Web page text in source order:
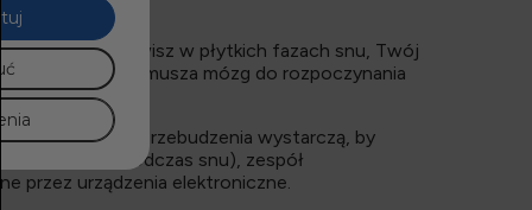
cykle lub utkwisz w płytkich fazach snu, Twój
proces i zmusza mózg do rozpoczynania
rano. Te mikroprzebudzenia wystarczą, by
oddychania podczas snu), zespół
przez urządzenia elektroniczne.